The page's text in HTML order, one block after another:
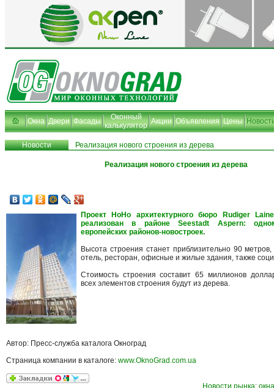
Окна Двери Фасады
Оконный
калькулятор Акции Объявления Цены
Новости Реализация нового строения из дерева
Реализация нового строения из дерева
Проект HoHo архитектурного бюро Rudiger
реализован в районе Seestadt Aspern:
европейских районов-новостроек.
Высота строения станет приблизительно 90
отель, ресторан, офисные и жилые здания, также
Стоимость строения составит 65 миллионов
всех элементов строения будут из дерева.
Автор: Пресс-служба каталога Окноград
Страница компании в каталоге: www.OknoGrad.com.ua
Новости рынка: